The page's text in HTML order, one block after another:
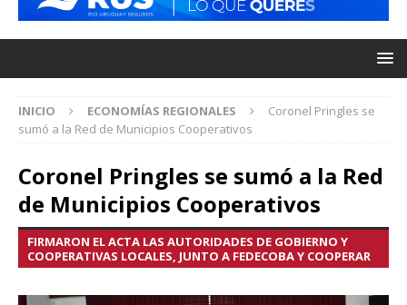
INICIO ECONOMÍAS REGIONALES
Coronel Pringles se
sumó a la Red de Municipios Cooperativos
Coronel Pringles se sumó a la Red
de Municipios Cooperativos
FIRMARON EL ACTA LAS AUTORIDADES DE GOBIERNO Y
COOPERATIVAS LOCALES, JUNTO A FEDECOBA Y COOPERAR